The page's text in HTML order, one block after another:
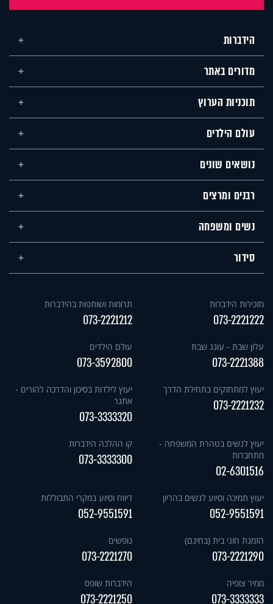
הידברות
מדורים באתר
תוכניות הערוץ
עולם הילדים
נושאים שונים
רבנים ומרצים
נשים ומשפחה
סידור
מזכירות הידברות
073-2221222
תרומות ושותפות בהידברות
073-2221212
עלון שבת - עונג שבת
073-2221388
עולם הילדים
073-3592800
יעוץ למתחזקים בתחילת הדרך
073-2221232
יעוץ לילדות בסיכון והדרכה להורים -
אתגר
073-3333320
יעוץ לנשים בטהרת המשפחה -
מתחברות
02-6301516
קו ההלכה הידברות
073-3333300
יעוץ תמיכה וסיוע לנשים בהריון
052-9551591
דיווח וסיוע במקרי התבוללות
052-9551591
הזמנת חוגי בית (בחינם)
073-2221290
נופשים
073-2221270
ממיר צופיה
073-3333333
הידברות שופס
073-2221250